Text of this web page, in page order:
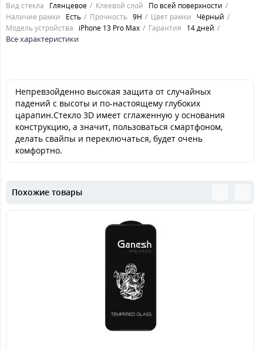
Вид стекла Глянцевое Клеевой слой
По всей поверхности
Наличие рамки
Есть Прочность 9H Цвет рамки
Чёрный
Модель устройства
iPhone 13 Pro Max Гарантия 14 дней
Все характеристики
Непревзойденно высокая защита от случайных
падений с высоты и по-настоящему глубоких
царапин.Стекло 3D имеет сглаженную у основания
конструкцию, а значит, пользоваться смартфоном,
делать свайпы и переключаться, будет очень
комфортно.
Похожие товары